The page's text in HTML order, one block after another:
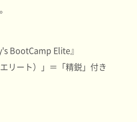
BootCamp Elite』
ート）」＝「精鋭」付き